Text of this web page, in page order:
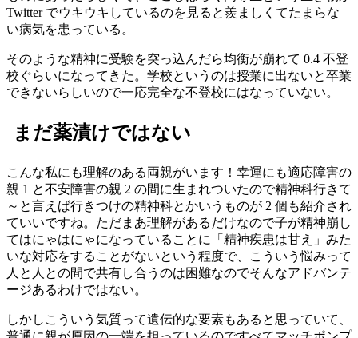
Twitter でウキウキしているのを見ると羨ましくてたまらな
い病気を患っている。
そのような精神に受験を突っ込んだら均衡が崩れて 0.4 不登
校ぐらいになってきた。学校というのは授業に出ないと卒業
できないらしいので一応完全な不登校にはなっていない。
まだ薬漬けではない
こんな私にも理解のある両親がいます！幸運にも適応障害の
親 1 と不安障害の親 2 の間に生まれついたので精神科行きて
～と言えば行きつけの精神科とかいうものが 2 個も紹介され
ていいですね。ただまあ理解があるだけなので子が精神崩し
てはにゃはにゃになっていることに「精神疾患は甘え」みた
いな対応をすることがないという程度で、こういう悩みって
人と人との間で共有し合うのは困難なのでそんなアドバンテ
ージあるわけではない。
しかしこういう気質って遺伝的な要素もあると思っていて、